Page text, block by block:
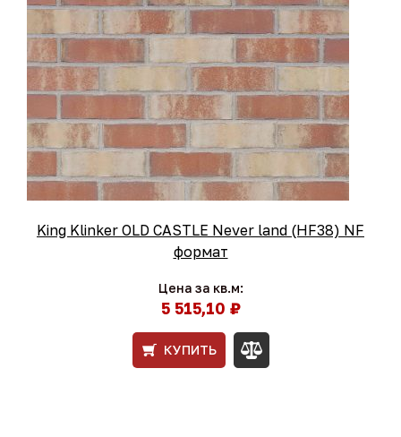
King Klinker OLD CASTLE Never land (HF38) NF
формат
Цена за кв.м:
5 515,10 ₽
КУПИТЬ